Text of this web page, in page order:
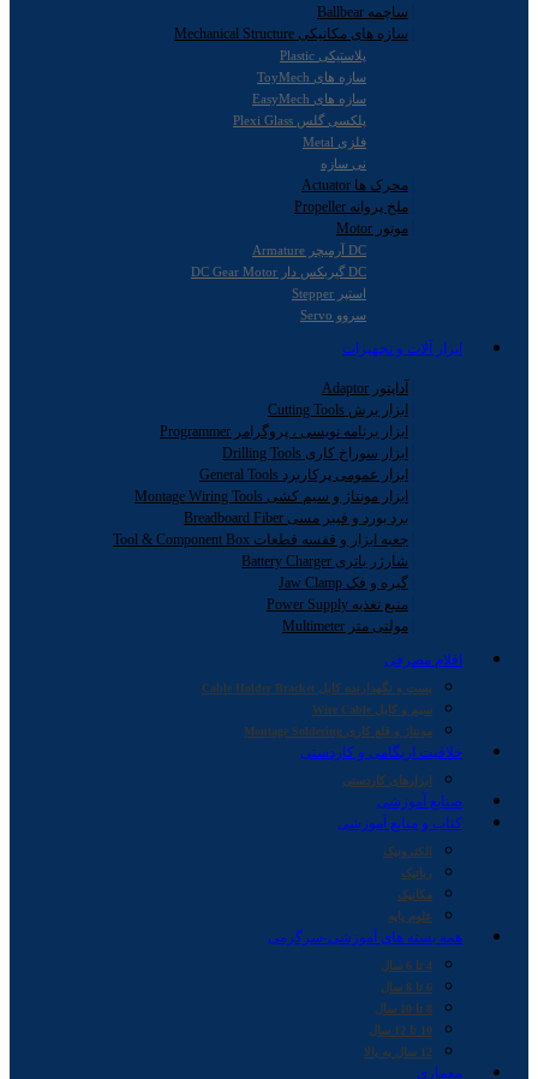
ساچمه Ballbear
سازه های مکانیکی Mechanical Structure
پلاستیکی Plastic
سازه های ToyMech
سازه های EasyMech
پلکسی گلس Plexi Glass
فلزی Metal
نی سازه
محرک ها Actuator
ملخ پروانه Propeller
موتور Motor
DC آرمیچر Armature
DC گیربکس دار DC Gear Motor
استپر Stepper
سروو Servo
ابزار آلات و تجهیزات
آداپتور Adaptor
ابزار برش Cutting Tools
ابزار برنامه نویسی ، پروگرامر Programmer
ابزار سوراخ کاری Drilling Tools
ابزار عمومی پرکاربرد General Tools
ابزار مونتاژ و سیم کشی Montage Wiring Tools
برد بورد و فیبر مسی Breadboard Fiber
جعبه ابزار و قفسه قطعات Tool & Component Box
شارژر باتری Battery Charger
گیره و فک Jaw Clamp
منبع تغذیه Power Supply
مولتی متر Multimeter
اقلام مصرفی
بست و نگهدارنده کابل Cable Holder Bracket
سیم و کابل Wire Cable
مونتاژ و قلع کاری Montage Soldering
خلاقیت اریگامی و کاردستی
ابزارهای کاردستی
صنایع آموزشی
کتاب و منابع آموزشی
الکترونیک
رباتیک
مکانیک
علوم پایه
همه بسته های آموزشی-سرگرمی
4 تا 6 سال
6 تا 8 سال
8 تا 10 سال
10 تا 12 سال
12 سال به بالا
معماری